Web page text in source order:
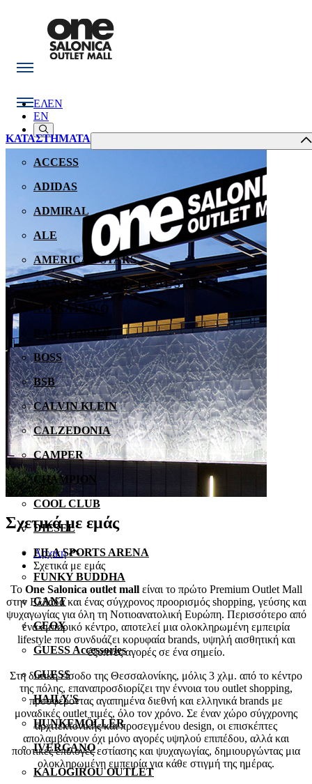
EN
ΚΑΤΑΣΤΗΜΑΤΑ
ACCESS
ADIDAS
ADMIRAL
ALE
AMERICAN STARS
ANASTASIADIS OPTICAL STORES
ATTRATTIVO
BAG STORIES
BOSS
BSB
CALVIN KLEIN
CALZEDONIA
CAMPER
CHAMPION
COOL CLUB
DIESEL
FILA SPORTS ARENA
FUNKY BUDDHA
GANT
GEOX
GUESS Accessories
GUESS
HAILY'S
HUNKEMÖLLER
IVERGANO
KALOGIROU OUTLET
ΕΛ
EN
Σχετικά με εμάς
Αρχική
Σχετικά με εμάς
Το One Salonica outlet mallείναι το πρώτο Premium Outlet Mall
στην Ελλάδα και ένας σύγχρονος προορισμός shopping, γεύσης και
ψυχαγωγίας για όλη τη Νοτιοανατολική Ευρώπη. Περισσότερο από
ένα εμπορικό κέντρο, αποτελεί μια ολοκληρωμένη εμπειρία
lifestyle που συνδυάζει κορυφαία brands, υψηλή αισθητική και
έξυπνες αγορές σε ένα σημείο.
Στη δυτική είσοδο της Θεσσαλονίκης, μόλις 3 χλμ. από το κέντρο
της πόλης, επαναπροσδιορίζει την έννοια του outlet shopping,
προσφέροντας αγαπημένα διεθνή και ελληνικά brands με
μοναδικές outlet τιμές, όλο τον χρόνο. Σε έναν χώρο σύγχρονης
αρχιτεκτονικής και προσεγμένου design, οι επισκέπτες
απολαμβάνουν όχι μόνο αγορές υψηλού επιπέδου, αλλά και
ποιοτικές επιλογές εστίασης και ψυχαγωγίας, δημιουργώντας μια
ολοκληρωμένη εμπειρία για κάθε στιγμή της ημέρας.